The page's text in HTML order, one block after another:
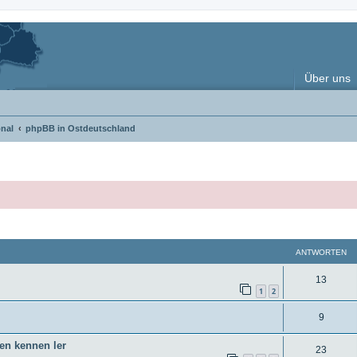
Über uns
phpBB in Ostdeutschland
ANTWORTEN
1 2
13
n
9A
n
kennen ler 23